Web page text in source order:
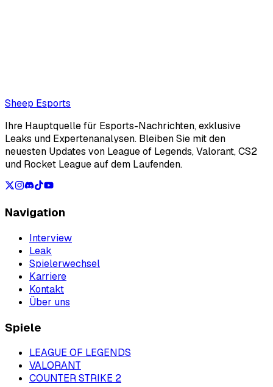
Loading...
Sheep Esports
Ihre Hauptquelle für Esports-Nachrichten, exklusive
Leaks und Expertenanalysen. Bleiben Sie mit den
neuesten Updates von League of Legends, Valorant, CS2
und Rocket League auf dem Laufenden.
Navigation
Interview
Leak
Spielerwechsel
Karriere
Kontakt
Über uns
Spiele
LEAGUE OF LEGENDS
VALORANT
COUNTER STRIKE 2